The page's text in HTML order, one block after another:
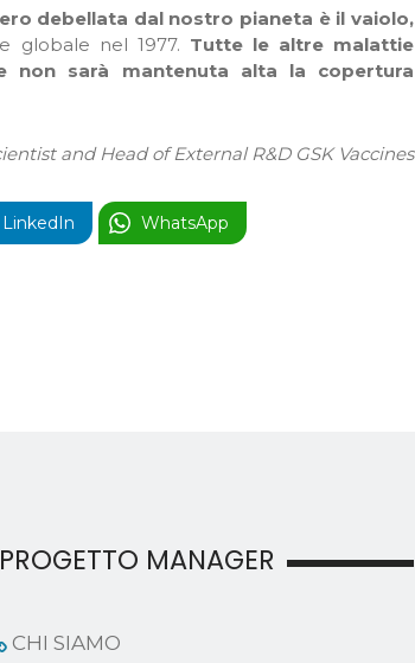
debellata dal nostro pianeta è il vaiolo,
globale nel 1977. Tutte le altre malattie
sarà mantenuta alta la copertura
and Head of External R&D GSK Vaccines
LinkedIn WhatsApp
PROGETTO MANAGER
CHI SIAMO